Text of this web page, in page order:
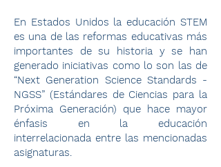
En Estados Unidos la educación STEM
es una de las reformas educativas más
importantes de su historia y se han
generado iniciativas como lo son las de
“Next Generation Science Standards -
NGSS” (Estándares de Ciencias para la
Próxima Generación) que hace mayor
énfasis en la educación
interrelacionada entre las mencionadas
asignaturas.